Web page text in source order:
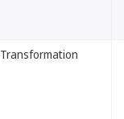
Transformation